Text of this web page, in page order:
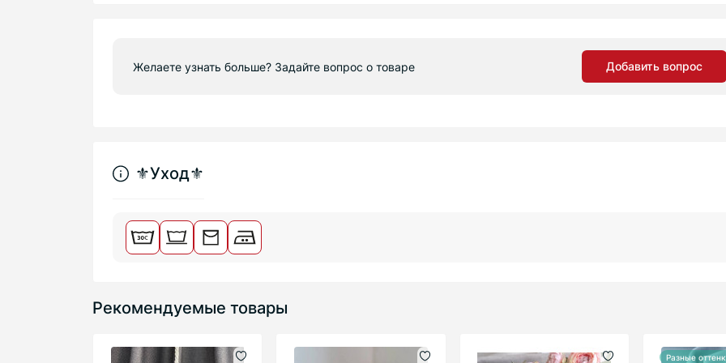
Желаете узнать больше? Задайте вопрос о товаре Добавить вопрос
⚜︎Уход⚜︎
Рекомендуемые товары
Разные